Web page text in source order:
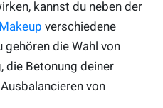
kannst du neben der
verschiedene
gehören die Wahl von
die Betonung deiner
von